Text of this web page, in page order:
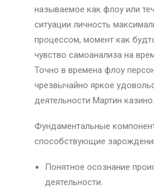
называемое как флоу или
ситуации личность
процессом, момент как
чувство самоанализа на
Точно в времена флоу
чрезвычайно яркое
деятельности Мартин казино.
Фундаментальные
способствующие
Понятное осознание
деятельности.